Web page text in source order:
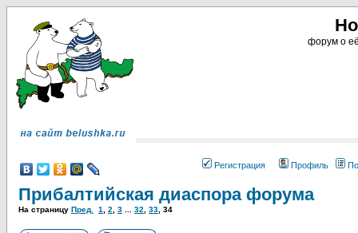
форум о
Регистрация Профиль
Прибалтийская диаспора форума
На страницу Пред. 1 2 3 32 33 34